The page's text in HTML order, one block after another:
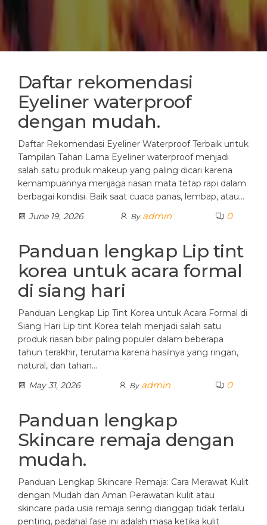
Daftar rekomendasi
Eyeliner waterproof
dengan mudah.
Daftar Rekomendasi Eyeliner Waterproof Terbaik untuk
Tampilan Tahan Lama Eyeliner waterproof menjadi
salah satu produk makeup yang paling dicari karena
kemampuannya menjaga riasan mata tetap rapi dalam
berbagai kondisi. Baik saat cuaca panas, lembap, atau…
June 19, 2026
By admin 0
Panduan lengkap Lip tint
korea untuk acara formal
di siang hari
Panduan Lengkap Lip Tint Korea untuk Acara Formal di
Siang Hari Lip tint Korea telah menjadi salah satu
produk riasan bibir paling populer dalam beberapa
tahun terakhir, terutama karena hasilnya yang ringan,
natural, dan tahan…
May 31, 2026
By admin 0
Panduan lengkap
Skincare remaja dengan
mudah.
Panduan Lengkap Skincare Remaja: Cara Merawat Kulit
dengan Mudah dan Aman Perawatan kulit atau
skincare pada usia remaja sering dianggap tidak terlalu
penting, padahal fase ini adalah masa ketika kulit